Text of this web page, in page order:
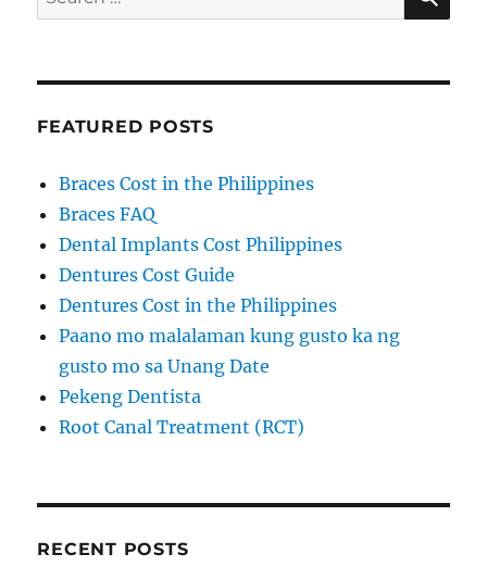
for:
FEATURED POSTS
Braces Cost in the Philippines
Braces FAQ
Dental Implants Cost Philippines
Dentures Cost Guide
Dentures Cost in the Philippines
Paano mo malalaman kung gusto ka ng
gusto mo sa Unang Date
Pekeng Dentista
Root Canal Treatment (RCT)
RECENT POSTS